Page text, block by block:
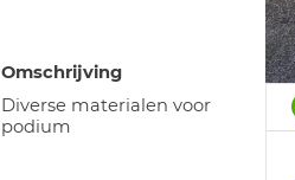
Omschrijving
Diverse materialen voor
podium